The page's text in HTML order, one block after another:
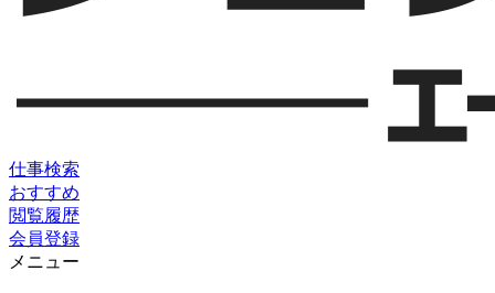
仕事検索
おすすめ
閲覧履歴
会員登録
メニュー